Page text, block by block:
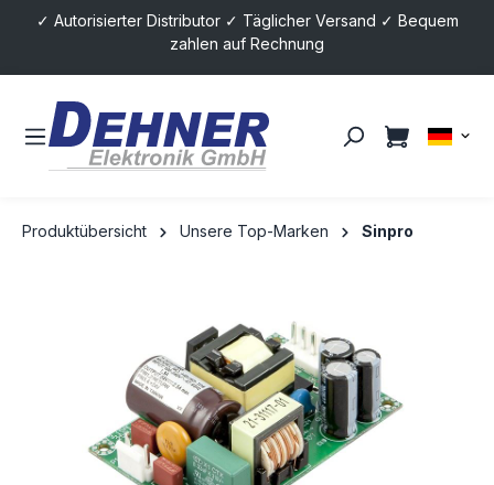
springen
✓ Autorisierter Distributor ✓ Täglicher Versand ✓ Bequem
zahlen auf Rechnung
Produktübersicht Unsere Top-Marken Sinpro